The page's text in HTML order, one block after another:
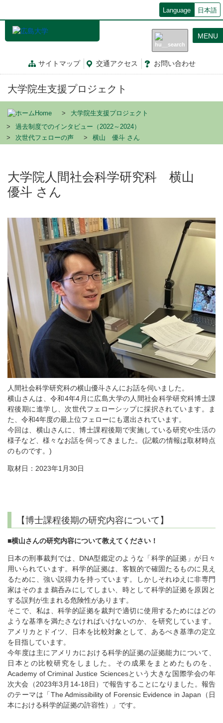
Language 日本語
サイトマップ 交通アクセス お問い合わせ
MENU
大学院生支援プロジェクト
Home
大学院生支援プロジェクト
過去制度でのインタビュー（2022～2024）
次世代フェローの声
横山 優斗 さん
大学院人間社会科学研究科 横山
優斗 さん
人間社会科学研究科の横山優斗さんにお話を伺いました。
横山さんは、令和4年4月に広島大学の人間社会科学研究科博士課
程後期に進学し、次世代フェローシップに採択されています。ま
た、令和4年度の最上位フェローにも選出されています。
今回は、横山さんに、博士課程後期で実施している研究や生活の
様子など、様々なお話を伺ってきました。(記載の情報は取材時点
のものです。)
取材日：2023年1月30日
【博士課程後期の研究内容について】
■横山さんの研究内容について教えてください！
日本の刑事裁判では、DNA型鑑定のような「科学的証拠」が日々
用いられています。科学的証拠は、客観的で確固たるものに見え
るために、強い説得力を持っています。しかしそれゆえに非専門
家はそのまま鵜呑みにしてしまい、時として科学的証拠を原因と
する誤判が生まれる危険性があります。
そこで、私は、科学的証拠を裁判で適切に使用するためにはどの
ような基準を満たさなければいけないのか、を研究しています。
アメリカとドイツ、日本を比較対象として、あるべき基準の定立
を目指しています。
今年度は主にアメリカにおける科学的証拠の証拠能力について、
日本との比較研究をしました。その成果をまとめたものを、
Academy of Criminal Justice Sciencesという大きな国際学会の年
次大会（2023年3月14-18日）で報告することになりました。報告
のテーマは「The Admissibility of Forensic Evidence in Japan（日
本における科学的証拠の許容性）」です。